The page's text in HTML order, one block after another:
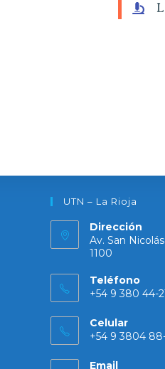
UTN – La Rioja
Dirección
Av. San
1100
Teléfono
+54 9 380 44-
Celular
+54 9 3804
Email